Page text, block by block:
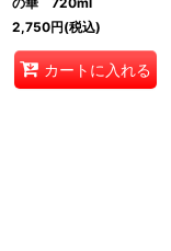
2,750円(税込)
カートに入れる